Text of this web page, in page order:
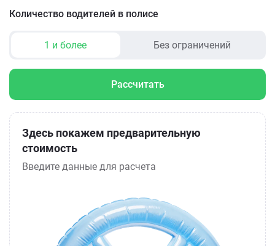
Количество водителей в полисе
1 и более Без ограничений
Рассчитать
Здесь покажем предварительную
стоимость
Введите данные для расчета